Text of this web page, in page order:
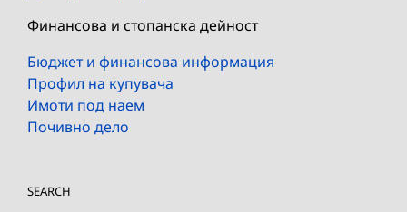
Финансова и стопанска дейност
Бюджет и финансова информация
Профил на купувача
Имоти под наем
Почивно дело
SEARCH